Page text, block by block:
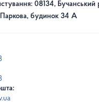
08134, Бучанський
будинок 34 А